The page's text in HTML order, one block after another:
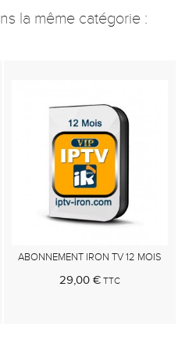
la même catégorie :
ABONNEMENT IRON TV 12 MOIS
29,00 €TTC